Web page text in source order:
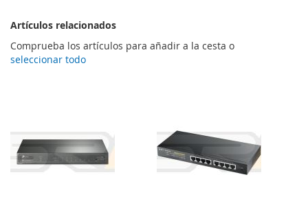
Artículos relacionados
Comprueba los artículos para añadir a la cesta o
seleccionar todo